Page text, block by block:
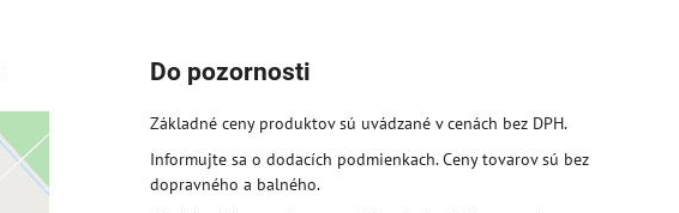
Do pozornosti
Základné ceny produktov sú uvádzané v cenách bez DPH.
Informujte sa o dodacích podmienkach. Ceny tovarov sú bez
dopravného a balného.